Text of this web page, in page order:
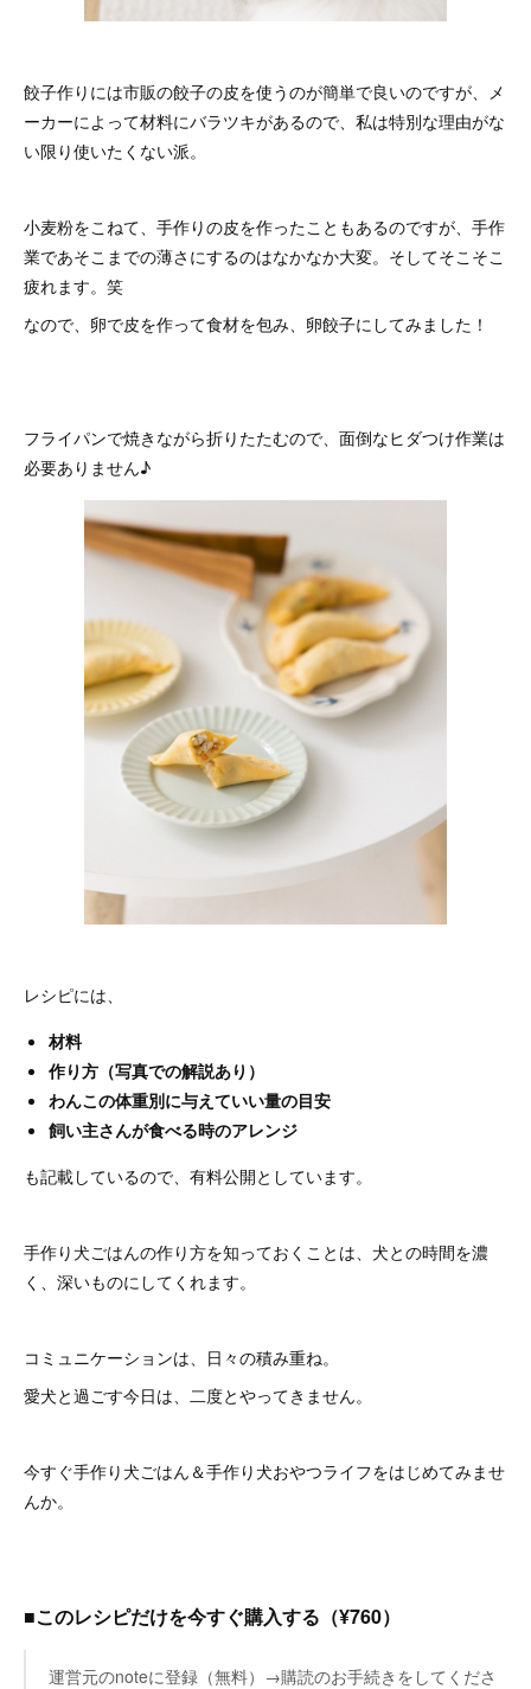
餃子作りには市販の餃子の皮を使うのが簡単で良いのですが、メ
ーカーによって材料にバラツキがあるので、私は特別な理由がな
い限り使いたくない派。
小麦粉をこねて、手作りの皮を作ったこともあるのですが、手作
業であそこまでの薄さにするのはなかなか大変。そしてそこそこ
疲れます。笑
なので、卵で皮を作って食材を包み、卵餃子にしてみました！
フライパンで焼きながら折りたたむので、面倒なヒダつけ作業は
必要ありません♪
レシピには、
材料
作り方（写真での解説あり）
わんこの体重別に与えていい量の目安
飼い主さんが食べる時のアレンジ
も記載しているので、有料公開としています。
手作り犬ごはんの作り方を知っておくことは、犬との時間を濃
く、深いものにしてくれます。
コミュニケーションは、日々の積み重ね。
愛犬と過ごす今日は、二度とやってきません。
今すぐ手作り犬ごはん＆手作り犬おやつライフをはじめてみませ
んか。
■このレシピだけを今すぐ購入する（¥760）
運営元のnoteに登録（無料）→購読のお手続きをしてくださ